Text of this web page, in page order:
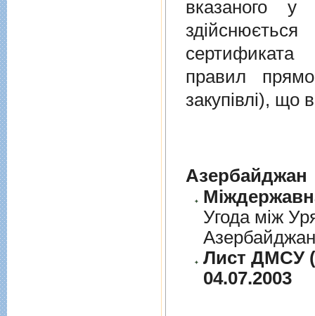
вказаного у
правил
закупівлі), що
Азербайджан
Угода між
Лист ДМСУ
04.07.2003